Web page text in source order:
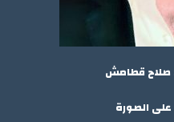
صلاح قطامش
الصورة